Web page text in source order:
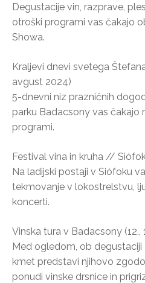
Degustacije vin, razprave,
otroški programi vas čakajo
Showa.
Kraljevi dnevi svetega
avgust 2024)
5-dnevni niz prazničnih
parku Badacsony vas čakajo
programi.
Festival vina in kruha //
Na ladijski postaji v Siófoku
tekmovanje v lokostrelstvu,
koncerti.
Vinska tura v Badacsony (12.,
Med ogledom, ob degustaciji
kmet predstavi njihovo
ponudi vinske drsnice in